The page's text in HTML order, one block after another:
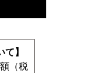
】
（税